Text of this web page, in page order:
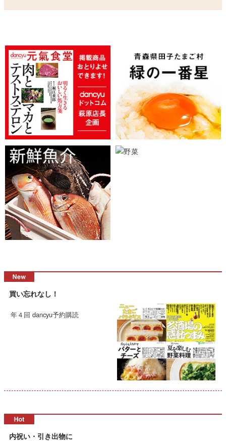
買い忘れなし！
年４回 dancyu予約購読
内祝い・引き出物に